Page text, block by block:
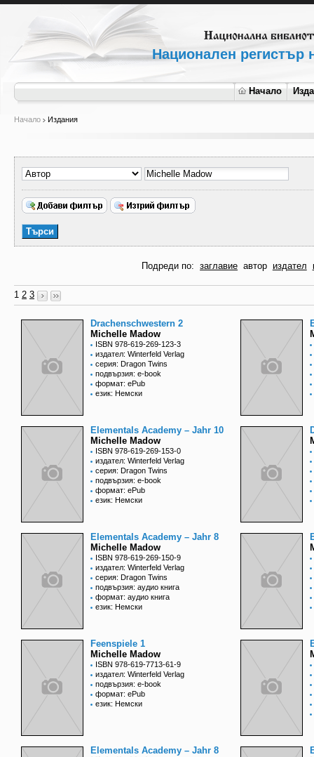
Национален регистър
Начало
Начало Издания
Подреди по: заглавие автор издател
1 2 3
Drachenschwestern 2
Michelle Madow
ISBN 978-619-269-123-3
издател: Winterfeld Verlag
серия: Dragon Twins
подвързия: e-book
формат: ePub
език: Немски
Elementals Academy – Jahr 10
Michelle Madow
ISBN 978-619-269-153-0
издател: Winterfeld Verlag
серия: Dragon Twins
подвързия: e-book
формат: ePub
език: Немски
Elementals Academy – Jahr 8
Michelle Madow
ISBN 978-619-269-150-9
издател: Winterfeld Verlag
серия: Dragon Twins
подвързия: аудио книга
формат: аудио книга
език: Немски
Feenspiele 1
Michelle Madow
ISBN 978-619-7713-61-9
издател: Winterfeld Verlag
подвързия: e-book
формат: ePub
език: Немски
Elementals Academy – Jahr 8